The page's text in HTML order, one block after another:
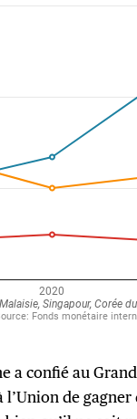
a confié au
de